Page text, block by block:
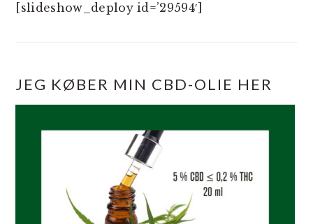
[slideshow_deploy id=’29594′]
JEG KØBER MIN CBD-OLIE HER